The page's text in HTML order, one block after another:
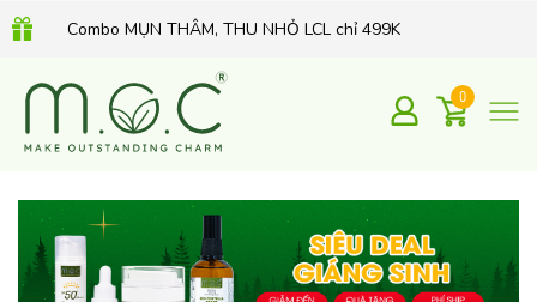
Combo MỤN THÂM, THU NHỎ LCL chỉ 499K
QUÀ TẶNG 350K khi mua Kem dưỡng Retinol hữu cơ 30Gr
0